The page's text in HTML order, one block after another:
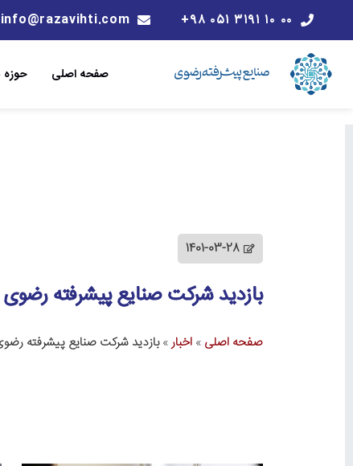
۰۰ ۱۰ ۳۱۹۱ ۰۵۱ ۹۸+ info@razavihti.com
صفحه اصلی حوزه
1401-03-28
بازدید شرکت صنایع پیشرفته
صفحه اصلی » اخبار»بازدید شرکت صنایع پیشرفته